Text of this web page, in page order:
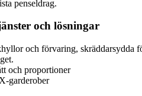
penseldrag.
och lösningar
och förvaring, skräddarsydda
och proportioner
garderober